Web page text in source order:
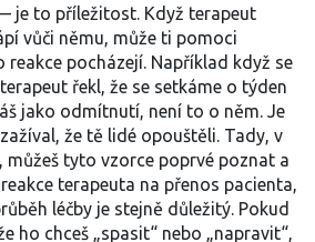
je to příležitost. Když terapeut
vůči němu, může ti pomoci
pocházejí. Například když se
řekl, že se setkáme o týden
jako odmítnutí, není to o něm. Je
že tě lidé opouštěli. Tady, v
můžeš tyto vzorce poprvé poznat a
reakce terapeuta na přenos pacienta,
léčby je stejně důležitý. Pokud
ho chceš „spasit“ nebo „napravit“,